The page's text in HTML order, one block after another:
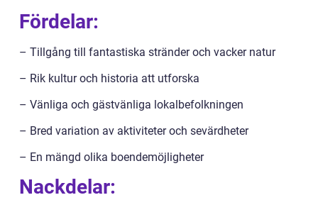
Fördelar:
– Tillgång till fantastiska stränder och vacker natur
– Rik kultur och historia att utforska
– Vänliga och gästvänliga lokalbefolkningen
– Bred variation av aktiviteter och sevärdheter
– En mängd olika boendemöjligheter
Nackdelar: